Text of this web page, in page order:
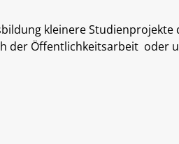
kleinere
der Öffentlichkeitsarbeit oder